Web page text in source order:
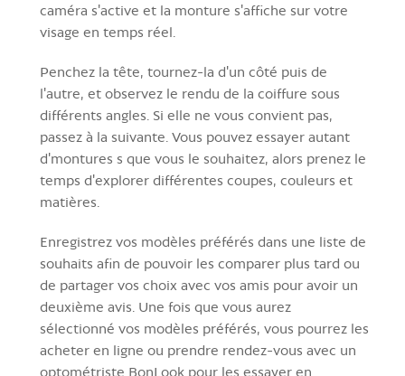
caméra s'active et la monture s'affiche sur votre
visage en temps réel.
Penchez la tête, tournez-la d'un côté puis de
l'autre, et observez le rendu de la coiffure sous
différents angles. Si elle ne vous convient pas,
passez à la suivante. Vous pouvez essayer autant
d'montures s que vous le souhaitez, alors prenez le
temps d'explorer différentes coupes, couleurs et
matières.
Enregistrez vos modèles préférés dans une liste de
souhaits afin de pouvoir les comparer plus tard ou
de partager vos choix avec vos amis pour avoir un
deuxième avis. Une fois que vous aurez
sélectionné vos modèles préférés, vous pourrez les
acheter en ligne ou prendre rendez-vous avec un
optométriste BonLook pour les essayer en